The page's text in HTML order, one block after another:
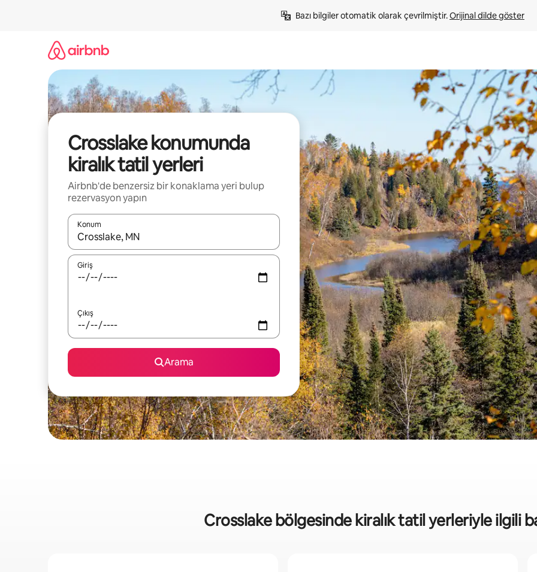
Bazı bilgiler otomatik olarak çevrilmiştir. Orijinal dilde göster
Crosslake konumunda
kiralık tatil yerleri
Airbnb'de benzersiz bir konaklama yeri bulup
rezervasyon yapın
Konum
Sonuçlar kullanılabilir olduğunda yukarı ve aşağı oklarıyla gezinin veya dokunarak ya da kaydırma hareketleriyle
Giriş
Çıkış
Arama
Crosslake bölgesinde kiralık tatil yerleriyle ilgili